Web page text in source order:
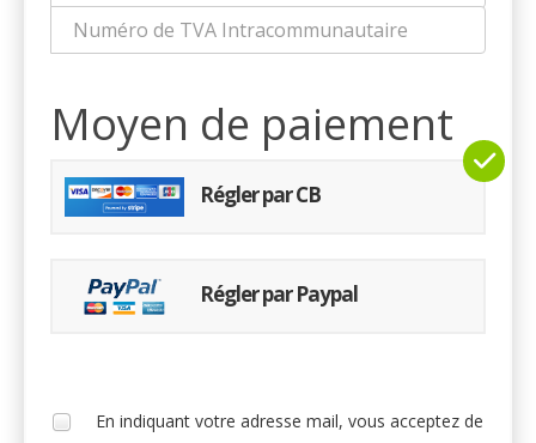
Moyen de paiement
Régler par CB
Régler par Paypal
En indiquant votre adresse mail, vous acceptez de